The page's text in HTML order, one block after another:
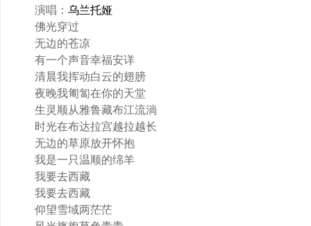
演唱： 乌兰托娅
佛光穿过
无边的苍凉
有一个声音幸福安详
清晨我挥动白云的翅膀
夜晚我匍匐在你的天堂
生灵顺从雅鲁藏布江流淌
时光在布达拉宫越拉越长
无边的草原放开怀抱
我是一只温顺的绵羊
我要去西藏
我要去西藏
仰望雪域两茫茫